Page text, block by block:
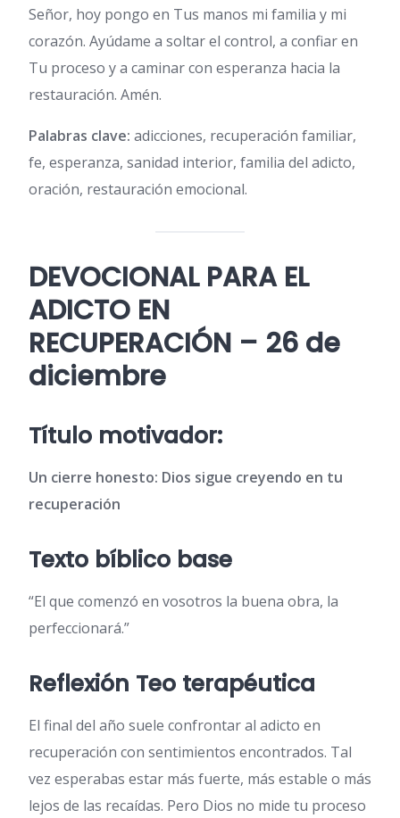
Señor, hoy pongo en Tus manos mi familia y mi
corazón. Ayúdame a soltar el control, a confiar en
Tu proceso y a caminar con esperanza hacia la
restauración. Amén.
Palabras clave: adicciones, recuperación familiar,
fe, esperanza, sanidad interior, familia del adicto,
oración, restauración emocional.
DEVOCIONAL PARA EL
ADICTO EN
RECUPERACIÓN – 26 de
diciembre
Título motivador:
Un cierre honesto: Dios sigue creyendo en tu
recuperación
Texto bíblico base
“El que comenzó en vosotros la buena obra, la
perfeccionará.”
Reflexión Teo terapéutica
El final del año suele confrontar al adicto en
recuperación con sentimientos encontrados. Tal
vez esperabas estar más fuerte, más estable o más
lejos de las recaídas. Pero Dios no mide tu proceso